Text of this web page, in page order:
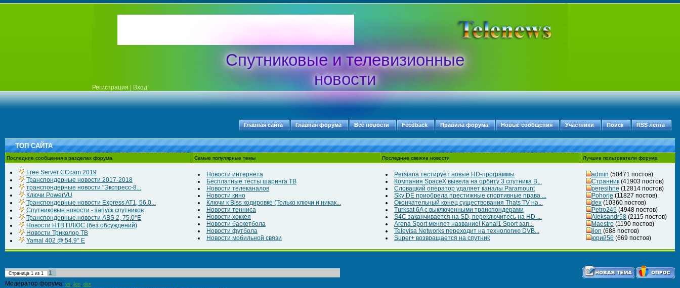
Спутниковые и телевизионные
новости
Регистрация Вход
RSS лента
Поиск
Участники
Новые сообщения
Правила форума
Feedback
Все новости
Главная форума
Главная сайта
ТОП САЙТА
Последние сообщения в разделах форума Самые популярные темы Последние свежие новости Лучшие пользователи форума
Free Server CCcam 2019
Транспондерные новости 2017-2018
транспондерные новости "Экспресс-8...
Ключи PowerVU
Транспондерные новости Express AT1, 56.0...
Спутниковые новости - запуск спутников
Транспондерные новости ABS 2, 75.0°E
Новости НТВ ПЛЮС (без обсуждений)
Новости Триколор ТВ
Yamal 402 @ 54.9° E
Новости интернета
Бесплатные тесты шаринга ТВ
Новости телеканалов
Новости кино
Ключи к Biss кодировке (Только ключи и никак...
Новости тенниса
Новости хоккея
Новости баскетбола
Новости футбола
Новости мобильной связи
Persiana тестирует новые HD-программы
Компания SpaceX вывела на орбиту 3 спутника B...
Словацкий оператор удаляет каналы Paramount
Sky DE приобрела престижные спортивные права ...
Окончательный конец существования Thats TV на...
Turksat 6A с выключенными транспондерами
S4C заканчивается на SD, переключитесь на HD-...
Arena Sport меняет название! Kanal1 Sport зап...
Televisa Networks переходит на технологию DVB...
Super+ возвращается на спутник
admin (50471 постов)
Странник (41903 постов)
peresihne (12814 постов)
Pohorje (11827 постов)
dex (10360 постов)
Petro245 (4948 постов)
Aleksandr58 (2115 постов)
Maestro (1190 постов)
lion (688 постов)
юрий56 (669 постов)
Страница 1 из 1
1
Модератор форума: vit, lion, dex